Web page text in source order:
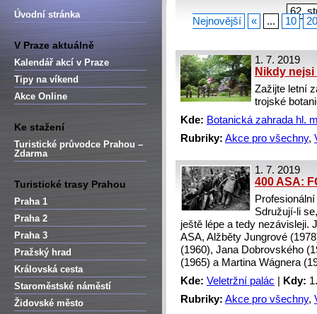
Úvodní stránka
V Praze aktuálně
Kalendář akcí v Praze
Tipy na víkend
Akce Online
Ke stažení
Turistické průvodce Prahou –
Zdarma
Turistické trasy Prahou
Praha 1
Praha 2
Praha 3
Pražský hrad
Královská cesta
Staroměstské náměstí
Židovské město
62.
Nejnovější
« ... 10 20
1. 7. 2019
Nikdy
Zažijte letní
trojské
Kde: Botanická zahrada hl.
Rubriky: Akce pro všechny,
1. 7. 2019
400 ASA:
Sdružují-li
ještě lépe a tedy nezávisleji.
ASA, Alžběty Jungrové
(1960), Jana Dobrovského
(1965) a Martina Wágnera
Kde: Veletržní palác Kdy:
Rubriky: Akce pro všechny,